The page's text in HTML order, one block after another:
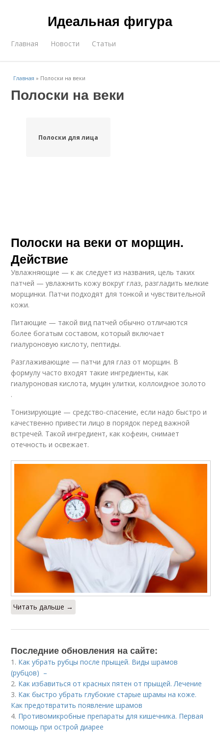
Идеальная фигура
Главная Новости Статьи
Главная » Полоски на веки
Полоски на веки
Полоски для лица
Полоски на веки от морщин.
Действие
Увлажняющие — к ак следует из названия, цель таких
патчей — увлажнить кожу вокруг глаз, разгладить мелкие
морщинки. Патчи подходят для тонкой и чувствительной
кожи.
Питающие — такой вид патчей обычно отличаются
более богатым составом, который включает
гиалуроновую кислоту, пептиды.
Разглаживающие — патчи для глаз от морщин. В
формулу часто входят такие ингредиенты, как
гиалуроновая кислота, муцин улитки, коллоидное золото
.
Тонизирующие — средство-спасение, если надо быстро и
качественно привести лицо в порядок перед важной
встречей. Такой ингредиент, как кофеин, снимает
отечность и освежает.
Читать дальше →
Последние обновления на сайте:
1. Как убрать рубцы после прыщей. Виды шрамов
(рубцов) –
2. Как избавиться от красных пятен от прыщей. Лечение
3. Как быстро убрать глубокие старые шрамы на коже.
Как предотвратить появление шрамов
4. Противомикробные препараты для кишечника. Первая
помощь при острой диарее